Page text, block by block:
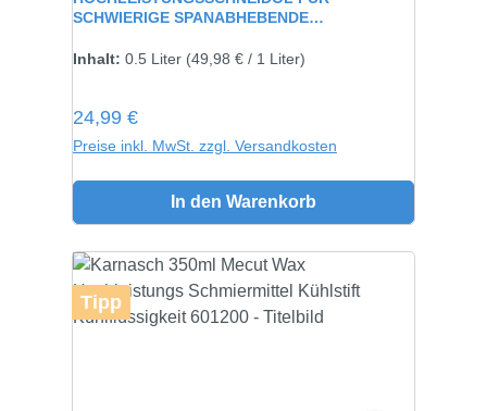
SCHWIERIGE SPANABHEBENDE
Inhalt: 0.5 Liter (49,98 € / 1 Liter)
Regulärer Preis:
24,99 €
Preise inkl. MwSt. zzgl. Versandkosten
In den Warenkorb
Tipp